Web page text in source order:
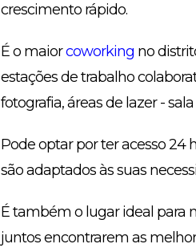
crescimento rápido.
É o maiorcoworking no
estações de trabalho
fotografia, áreas de lazer -
Pode optar por ter acesso 24
são adaptados às suas
É também o lugar ideal para
juntos encontrarem as